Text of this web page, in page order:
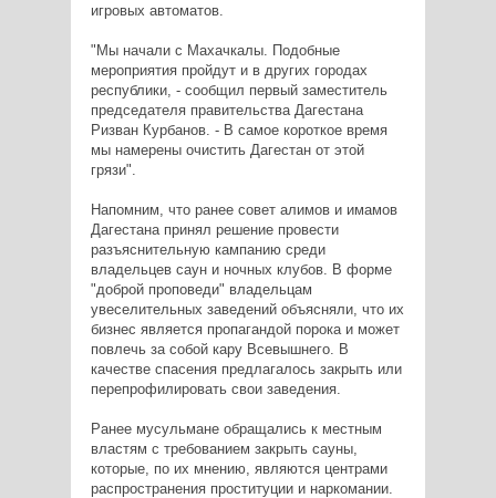
игровых автоматов.
"Мы начали с Махачкалы. Подобные
мероприятия пройдут и в других городах
республики, - сообщил первый заместитель
председателя правительства Дагестана
Ризван Курбанов. - В самое короткое время
мы намерены очистить Дагестан от этой
грязи".
Напомним, что ранее совет алимов и имамов
Дагестана принял решение провести
разъяснительную кампанию среди
владельцев саун и ночных клубов. В форме
"доброй проповеди" владельцам
увеселительных заведений объясняли, что их
бизнес является пропагандой порока и может
повлечь за собой кару Всевышнего. В
качестве спасения предлагалось закрыть или
перепрофилировать свои заведения.
Ранее мусульмане обращались к местным
властям с требованием закрыть сауны,
которые, по их мнению, являются центрами
распространения проституции и наркомании.